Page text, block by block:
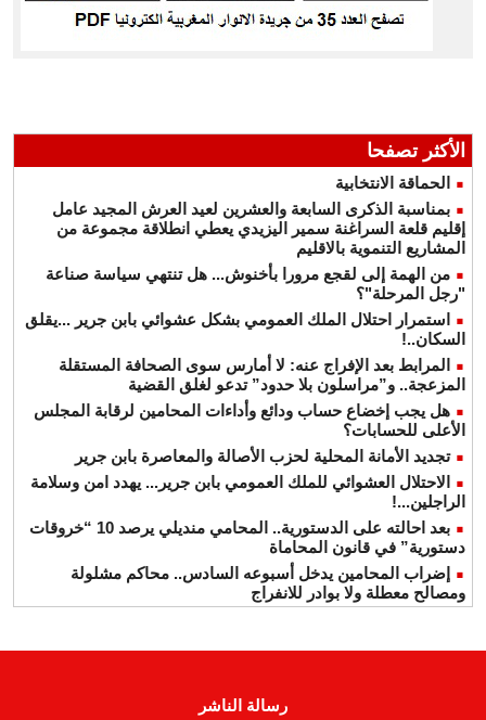
الأكثر تصفحا
الحماقة الانتخابية
بمناسبة الذكرى السابعة والعشرين لعيد العرش المجيد عامل
إقليم قلعة السراغنة سمير اليزيدي يعطي انطلاقة مجموعة من
المشاريع التنموية بالاقليم
من الهمة إلى لقجع مرورا بأخنوش... هل تنتهي سياسة صناعة
"رجل المرحلة"؟
استمرار احتلال الملك العمومي بشكل عشوائي بابن جرير ...يقلق
السكان..!
المرابط بعد الإفراج عنه: لا أمارس سوى الصحافة المستقلة
المزعجة.. و”مراسلون بلا حدود” تدعو لغلق القضية
هل يجب إخضاع حساب ودائع وأداءات المحامين لرقابة المجلس
الأعلى للحسابات؟
تجديد الأمانة المحلية لحزب الأصالة والمعاصرة بابن جرير
الاحتلال العشوائي للملك العمومي بابن جرير... يهدد امن وسلامة
الراجلين...!
بعد احالته على الدستورية.. المحامي منديلي يرصد 10 “خروقات
دستورية” في قانون المحاماة
إضراب المحامين يدخل أسبوعه السادس.. محاكم مشلولة
ومصالح معطلة ولا بوادر للانفراج
رسالة الناشر